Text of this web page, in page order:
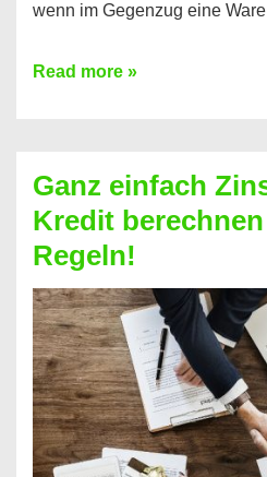
wenn im Gegenzug eine
Einen
bekommen?
So
ist
es
möglich!
Read more »
Ganz einfach
Kredit
Regeln!